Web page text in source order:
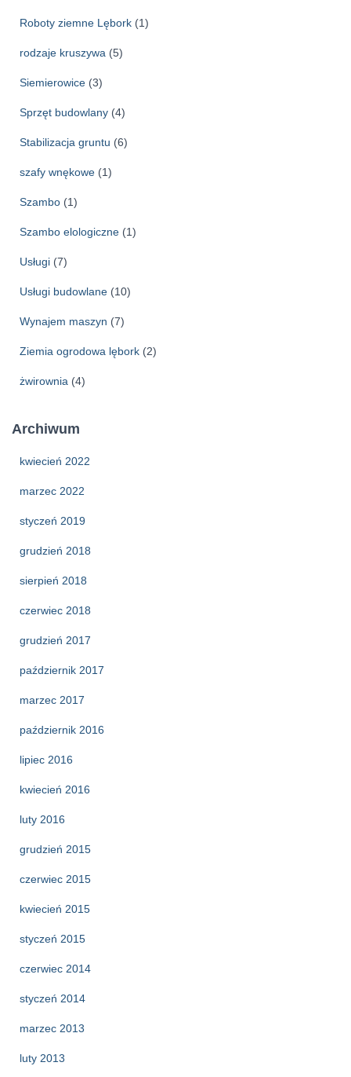
Roboty ziemne Lębork (1)
rodzaje kruszywa (5)
Siemierowice (3)
Sprzęt budowlany (4)
Stabilizacja gruntu (6)
szafy wnękowe (1)
Szambo (1)
Szambo elologiczne (1)
Usługi (7)
Usługi budowlane (10)
Wynajem maszyn (7)
Ziemia ogrodowa lębork (2)
żwirownia (4)
Archiwum
kwiecień 2022
marzec 2022
styczeń 2019
grudzień 2018
sierpień 2018
czerwiec 2018
grudzień 2017
październik 2017
marzec 2017
październik 2016
lipiec 2016
kwiecień 2016
luty 2016
grudzień 2015
czerwiec 2015
kwiecień 2015
styczeń 2015
czerwiec 2014
styczeń 2014
marzec 2013
luty 2013